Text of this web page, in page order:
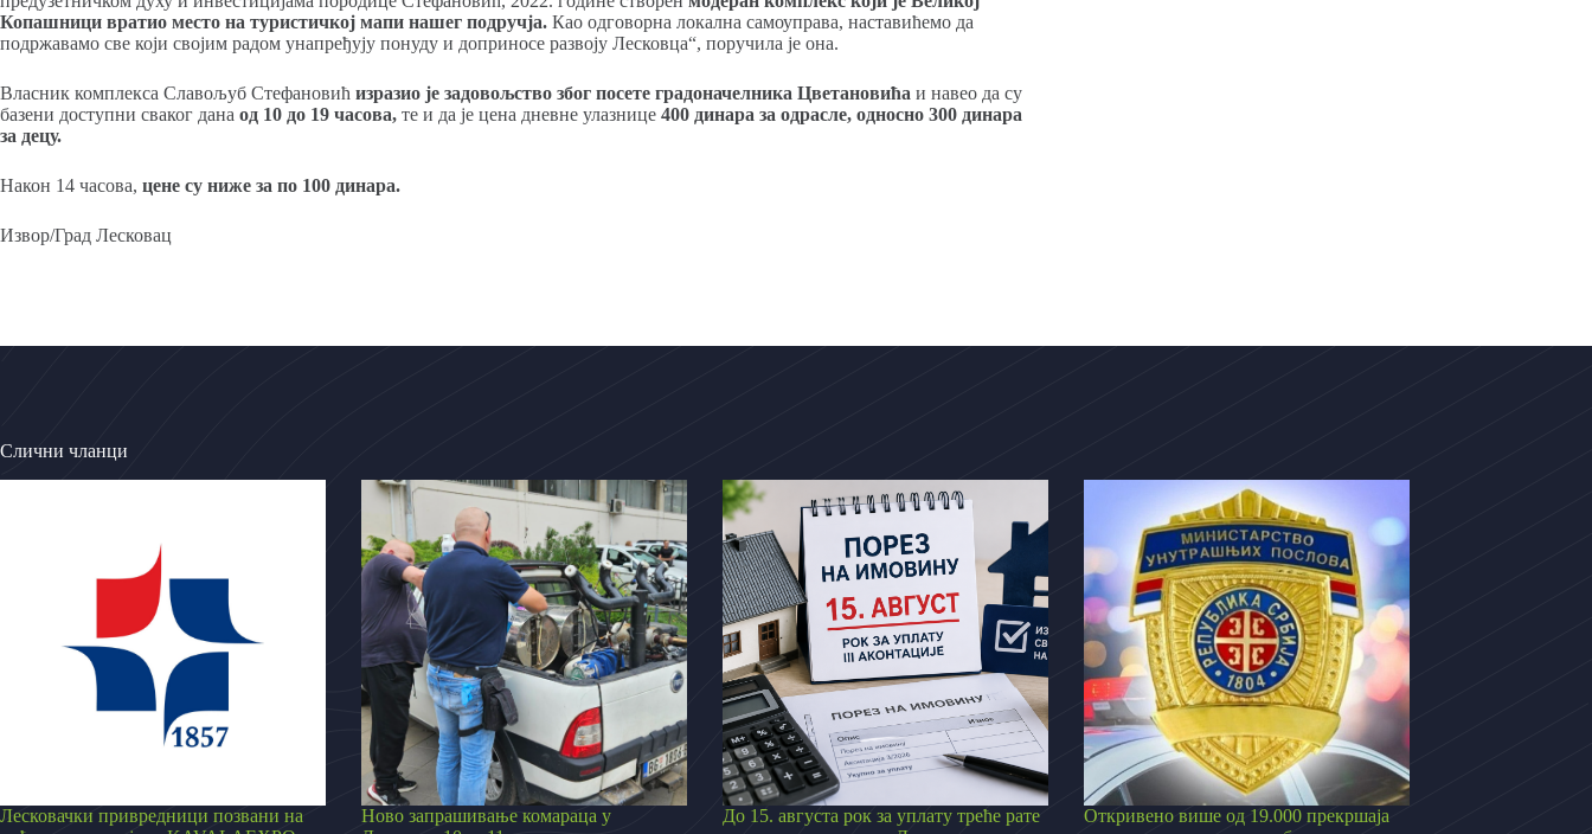
Копашници вратио место на туристичкој мапи нашег подручја. Као одговорна локална самоуправа, наставићемо да
подржавамо све који својим радом унапређују понуду и доприносе развоју Лесковца“, поручила је она.
Власник комплекса Славољуб Стефановић изразио је задовољство због посете градоначелника Цветановића и навео да су
базени доступни сваког дана од 10 до 19 часова, те и да је цена дневне улазнице 400 динара за одрасле, односно 300 динара
за децу.
Након 14 часова, цене су ниже за по 100 динара.
Извор/Град Лесковац
Слични чланци
Лесковачки привредници позвани на
Ново запрашивање комараца у
До 15. августа рок за уплату треће рате
Откривено више од 19.000 прекршаја